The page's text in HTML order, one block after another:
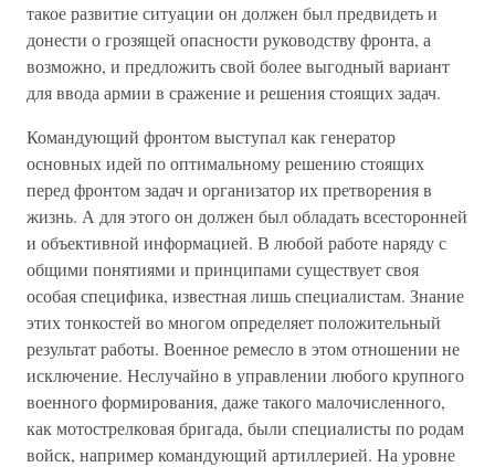
такое развитие ситуации он должен был предвидеть и
донести о грозящей опасности руководству фронта, а
возможно, и предложить свой более выгодный вариант
для ввода армии в сражение и решения стоящих задач.
Командующий фронтом выступал как генератор
основных идей по оптимальному решению стоящих
перед фронтом задач и организатор их претворения в
жизнь. А для этого он должен был обладать всесторонней
и объективной информацией. В любой работе наряду с
общими понятиями и принципами существует своя
особая специфика, известная лишь специалистам. Знание
этих тонкостей во многом определяет положительный
результат работы. Военное ремесло в этом отношении не
исключение. Неслучайно в управлении любого крупного
военного формирования, даже такого малочисленного,
как мотострелковая бригада, были специалисты по родам
войск, например командующий артиллерией. На уровне